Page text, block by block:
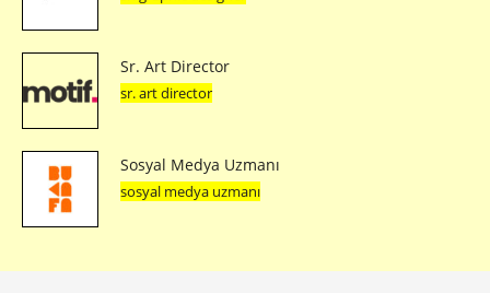
Sr. Art Director
sr. art director
Sosyal Medya Uzmanı
sosyal medya uzmanı